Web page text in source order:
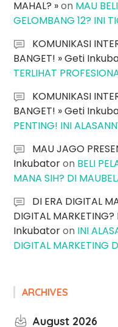
MAHAL? »on MAU
GELOMBANG 12? INI
KOMUNIKASI
BANGET! » Geti
TERLIHAT
KOMUNIKASI
BANGET! » Geti
PENTING! INI
MAU JAGO
Inkubatoron BELI
MANA SIH? DI
DI ERA DIGITAL
DIGITAL
Inkubatoron INI
DIGITAL MARKETING
ARCHIVES
August 2026